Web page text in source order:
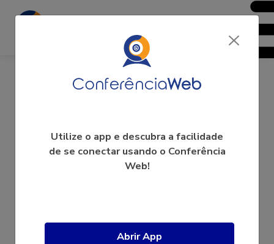
Rita de Cássia Romeiro Paulino
A videoconferência ainda não começou.
Utilize o app e descubra a facilidade
de se conectar usando o Conferência
Web!
Abrir App